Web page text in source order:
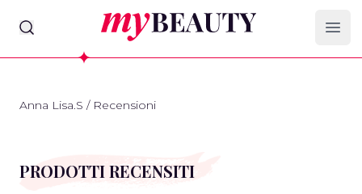
myBeauty
Anna Lisa.S / Recensioni
PRODOTTI RECENSITI